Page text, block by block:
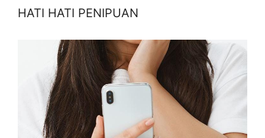
HATI HATI PENIPUAN